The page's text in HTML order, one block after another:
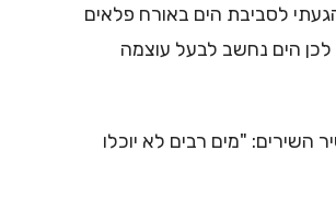
לסביבת הים באורח פלאים
לכן הים נחשב לבעל עוצמה
השירים: "מים רבים לא יוכלו